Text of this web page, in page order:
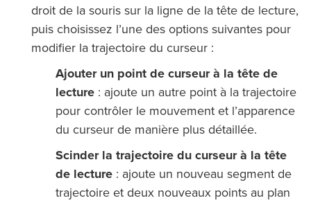
droit de la souris sur la ligne de la tête de lecture,
puis choisissez l’une des options suivantes pour
modifier la trajectoire du curseur :
Ajouter un point de curseur à la tête de
lecture : ajoute un autre point à la trajectoire
pour contrôler le mouvement et l’apparence
du curseur de manière plus détaillée.
Scinder la trajectoire du curseur à la tête
de lecture : ajoute un nouveau segment de
trajectoire et deux nouveaux points au plan